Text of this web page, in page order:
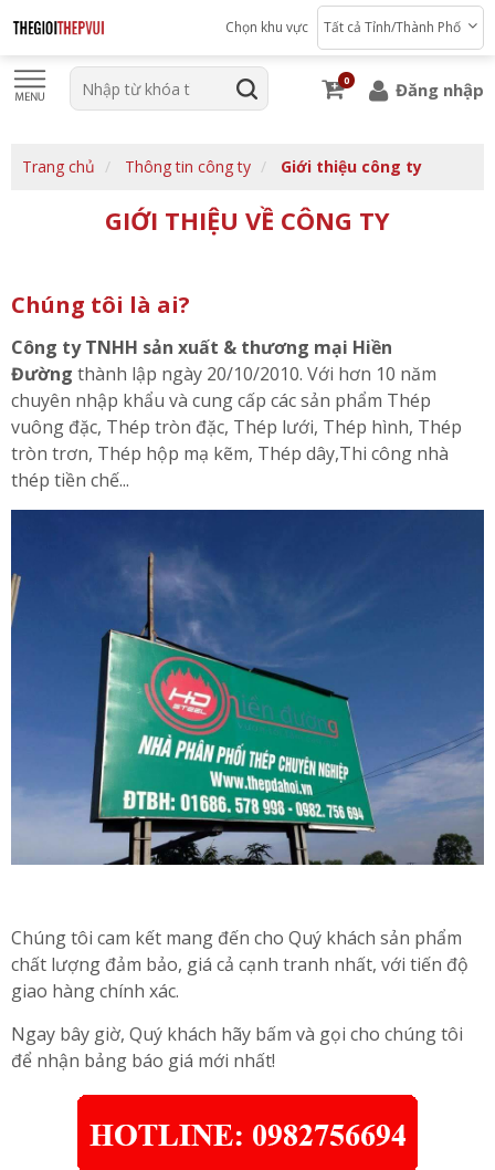
Chọn khu vực Tất cả Tỉnh/Thành Phố
Đăng nhập
0
Trang chủ Thông tin công ty Giới thiệu công ty
GIỚI THIỆU VỀ CÔNG TY
Chúng tôi là ai?
Công ty TNHH sản xuất & thương mại Hiền
Đường thành lập ngày 20/10/2010. Với hơn 10 năm
chuyên nhập khẩu và cung cấp các sản phẩm Thép
vuông đặc, Thép tròn đặc, Thép lưới, Thép hình, Thép
tròn trơn, Thép hộp mạ kẽm, Thép dây,Thi công nhà
thép tiền chế...
Chúng tôi cam kết mang đến cho Quý khách sản phẩm
chất lượng đảm bảo, giá cả cạnh tranh nhất, với tiến độ
giao hàng chính xác.
Ngay bây giờ, Quý khách hãy bấm và gọi cho chúng tôi
để nhận bảng báo giá mới nhất!